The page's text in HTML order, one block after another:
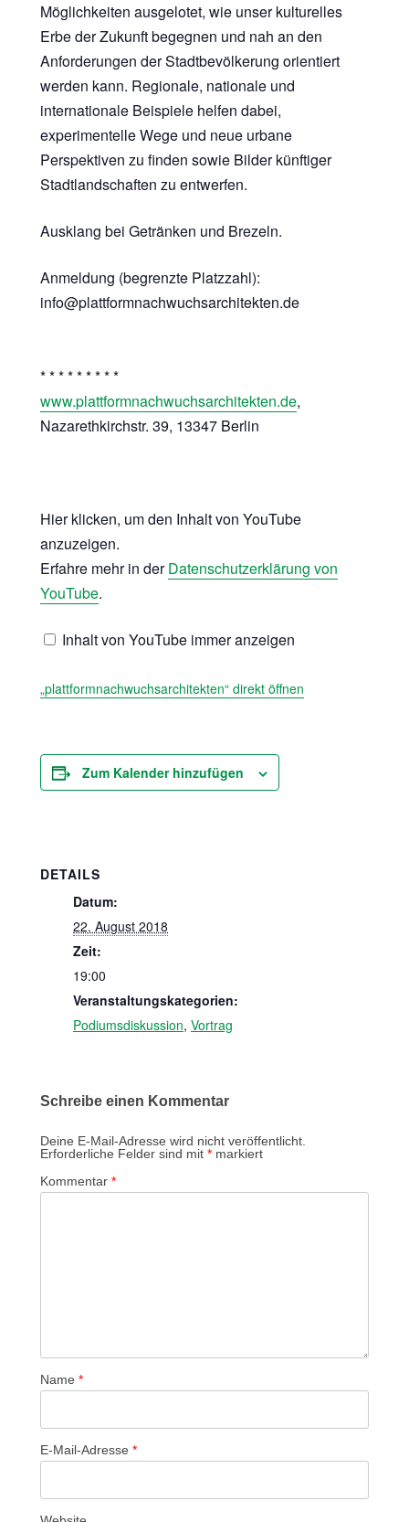
Möglichkeiten ausgelotet, wie unser kulturelles
Erbe der Zukunft begegnen und nah an den
Anforderungen der Stadtbevölkerung orientiert
werden kann. Regionale, nationale und
internationale Beispiele helfen dabei,
experimentelle Wege und neue urbane
Perspektiven zu finden sowie Bilder künftiger
Stadtlandschaften zu entwerfen.
Ausklang bei Getränken und Brezeln.
Anmeldung (begrenzte Platzzahl):
info@plattformnachwuchsarchitekten.de ­
* * * * * * * * *
www.plattformnachwuchsarchitekten.de,
Nazarethkirchstr. 39, 13347 Berlin
„plattformnachwuchsarchitekten“
von
anzeigen
Hier klicken, um den Inhalt von YouTube
anzuzeigen.
Erfahre mehr in derDatenschutzerklärung von
YouTube.
Inhalt von YouTube immer anzeigen
„plattformnachwuchsarchitekten“ direkt öffnen
Zum Kalender hinzufügen
DETAILS
Datum:
22. August 2018
Zeit:
19:00
Veranstaltungskategorien:
Podiumsdiskussion, Vortrag
Schreibe einen Kommentar
Deine E-Mail-Adresse wird nicht veröffentlicht.
Erforderliche Felder sind mit * markiert
Kommentar *
Name *
E-Mail-Adresse *